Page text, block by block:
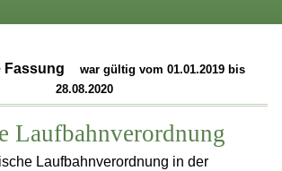
Fassung
war gültig vom 01.01.2019 bis
28.08.2020
Laufbahnverordnung
Laufbahnverordnung in der